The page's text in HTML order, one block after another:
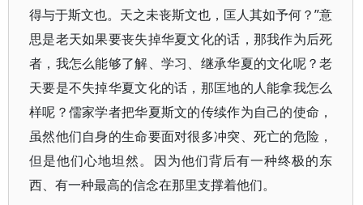
得与于斯文也。天之未丧斯文也，匡人其如予何？”意
思是老天如果要丧失掉华夏文化的话，那我作为后死
者，我怎么能够了解、学习、继承华夏的文化呢？老
天要是不失掉华夏文化的话，那匡地的人能拿我怎么
样呢？儒家学者把华夏斯文的传续作为自己的使命，
虽然他们自身的生命要面对很多冲突、死亡的危险，
但是他们心地坦然。因为他们背后有一种终极的东
西、有一种最高的信念在那里支撑着他们。